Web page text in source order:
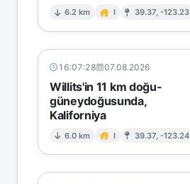
6.2 km I 39.37, -123.23
16:07:28 07.08.2026
Willits'in 11 km doğu-
güneydoğusunda,
Kaliforniya
6.0 km I 39.37, -123.24